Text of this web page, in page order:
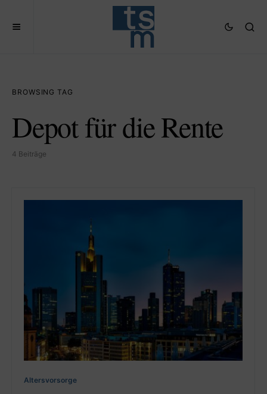
BROWSING TAG
Depot für die Rente
4 Beiträge
Altersvorsorge